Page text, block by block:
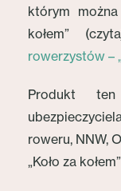
którym
kołem”
rowerzystów –
Produkt
roweru, NNW,
„Koło za